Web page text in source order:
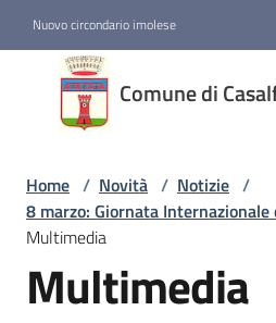
Nuovo circondario imolese
Comune di
Comune di
Casalfiumanese
Amministrazione
Menu selezionato
Home / Novità / Notizie /
8 marzo: Giornata Internazionale
Multimedia
Multimedia